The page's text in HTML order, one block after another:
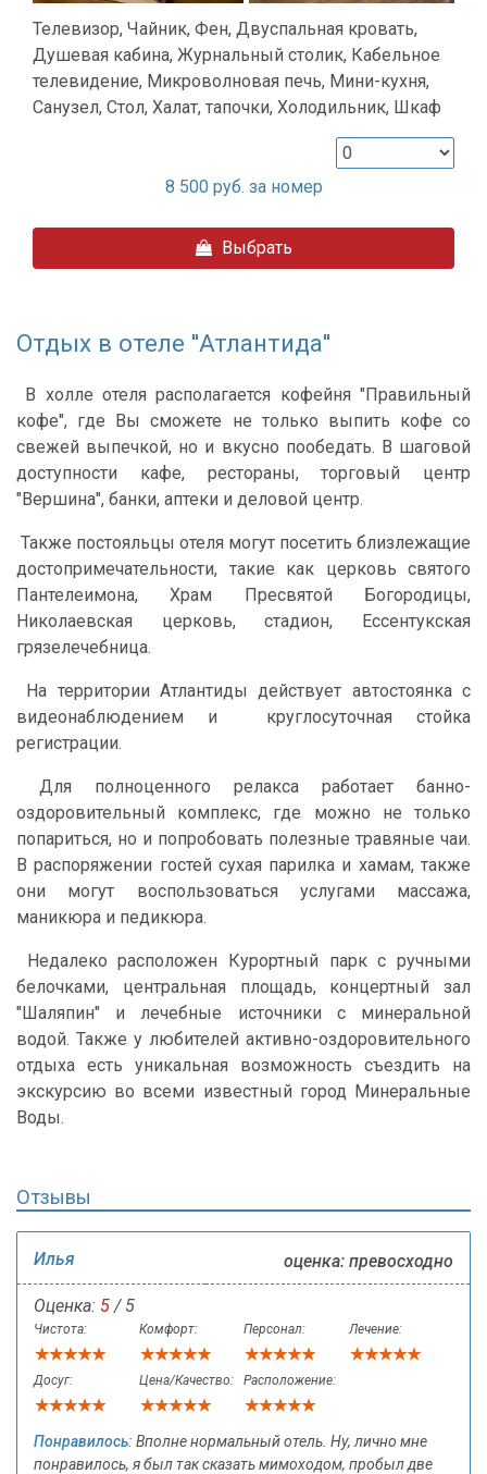
Телевизор, Чайник, Фен, Двуспальная кровать,
Душевая кабина, Журнальный столик, Кабельное
телевидение, Микроволновая печь, Мини-кухня,
Санузел, Стол, Халат, тапочки, Холодильник, Шкаф
8 500 руб. за номер
Выбрать
Отдых в отеле ''Атлантида''
В холле отеля располагается кофейня "Правильный
кофе", где Вы сможете не только выпить кофе со
свежей выпечкой, но и вкусно пообедать. В шаговой
доступности кафе, рестораны, торговый центр
"Вершина", банки, аптеки и деловой центр.
Также постояльцы отеля могут посетить близлежащие
достопримечательности, такие как церковь святого
Пантелеимона, Храм Пресвятой Богородицы,
Николаевская церковь, стадион, Ессентукская
грязелечебница.
На территории Атлантиды действует автостоянка с
видеонаблюдением и круглосуточная стойка
регистрации.
Для полноценного релакса работает банно-
оздоровительный комплекс, где можно не только
попариться, но и попробовать полезные травяные чаи.
В распоряжении гостей сухая парилка и хамам, также
они могут воспользоваться услугами массажа,
маникюра и педикюра.
Недалеко расположен Курортный парк с ручными
белочками, центральная площадь, концертный зал
"Шаляпин" и лечебные источники с минеральной
водой. Также у любителей активно-оздоровительного
отдыха есть уникальная возможность съездить на
экскурсию во всеми известный город Минеральные
Воды.
Отзывы
Илья оценка: превосходно
Оценка: 5 / 5
Чистота: Комфорт: Персонал: Лечение:
Досуг: Цена/Качество: Расположение:
Понравилось: Вполне нормальный отель. Ну, лично мне
понравилось, я был так сказать мимоходом, пробыл две